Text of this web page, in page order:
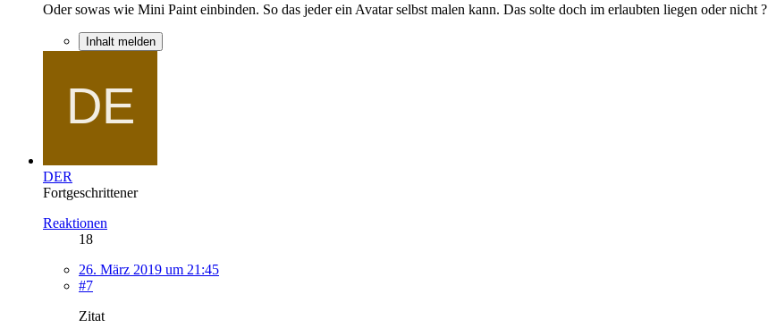
Oder sowas wie Mini Paint einbinden. So das jeder ein Avatar selbst malen kann. Das solte doch im erlaubten liegen oder nicht ?
Inhalt melden
DER
Fortgeschrittener
Reaktionen
18
26. März 2019 um 21:45
#7
Zitat